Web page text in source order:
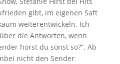
gibt, im eigenen Saft
weiterentwickeln. Ich
die Antworten, wenn
hörst du sonst so?“. Ab
nicht den Sender